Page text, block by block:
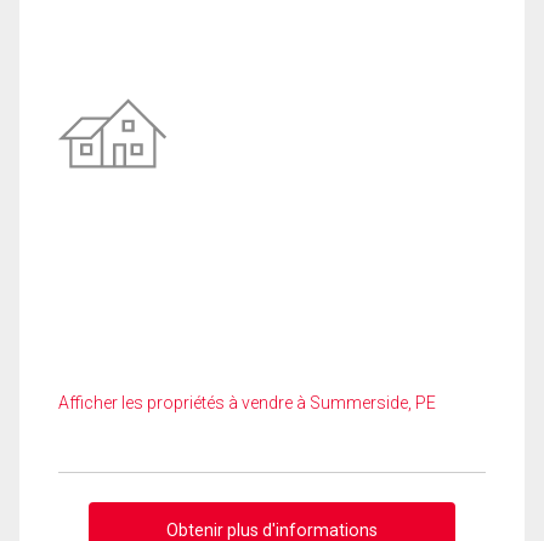
Afficher les propriétés à vendre à Summerside, PE
Obtenir plus d'informations